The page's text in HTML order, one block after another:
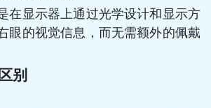
在显示器上通过光学设计和显示方
眼的视觉信息，而无需额外的佩戴
别